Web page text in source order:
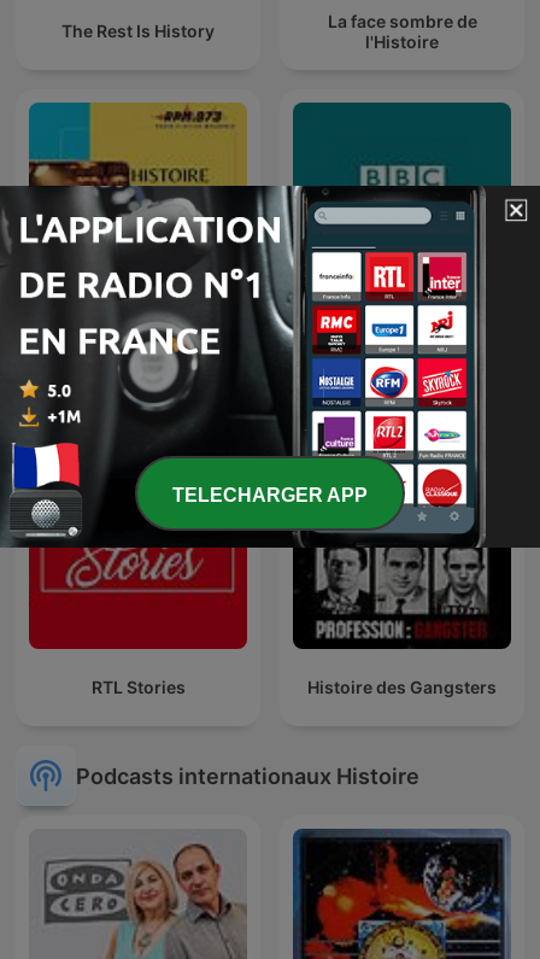
The Rest Is History
La face sombre de
l'Histoire
Histoire Vraie BBC 随身英语
RTL Stories Histoire des Gangsters
Podcasts internationaux Histoire
TELECHARGER APP